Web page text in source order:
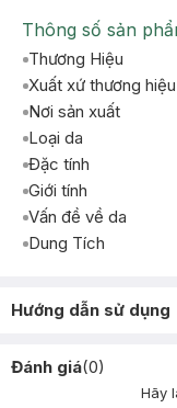
Thông số sản
Thương Hiệu
Xuất xứ thương hiệu
Nơi sản xuất
Loại da
Đặc tính
Giới tính
Vấn đề về da
Dung Tích
Hướng dẫn sử dụng
Đánh giá(0)
Hãy